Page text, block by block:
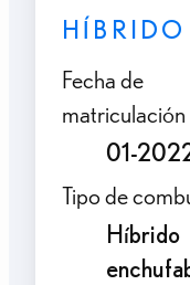
HÍBRIDO
Fecha de
matriculación
01-
Tipo de
Híbrido